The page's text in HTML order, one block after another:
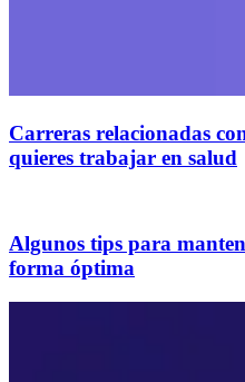
Carreras relacionadas
quieres trabajar en salud
Algunos tips para
forma óptima